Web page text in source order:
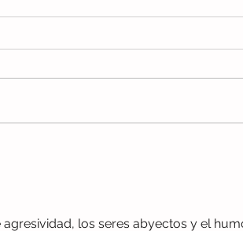
agresividad, los seres abyectos y el